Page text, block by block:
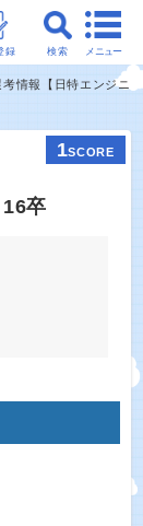
メニュー
検索
録
考情報【日特エンジニ
1SCORE
卒